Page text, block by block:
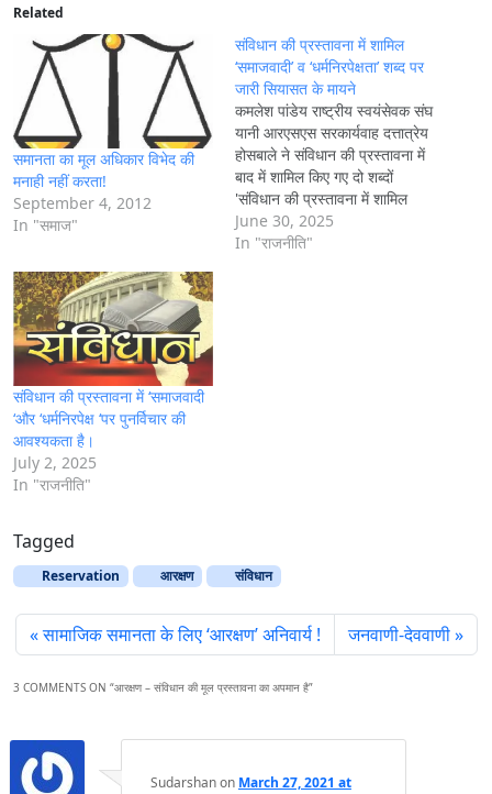
i
n
g
…
Related
समानता का मूल अधिकार विभेद की
मनाही नहीं करता!
September 4, 2012
In "समाज"
संविधान की प्रस्तावना में शामिल
‘समाजवादी’ व ‘धर्मनिरपेक्षता’ शब्द पर
जारी सियासत के मायने
कमलेश पांडेय राष्ट्रीय स्वयंसेवक संघ
यानी आरएसएस सरकार्यवाह दत्तात्रेय
होसबाले ने संविधान की प्रस्तावना में
बाद में शामिल किए गए दो शब्दों
'संविधान की प्रस्तावना में शामिल
'समाजवादी' व 'धर्मनिरपेक्षता' शब्द पर
जारी सियासत के मायने' और
June 30, 2025
In "राजनीति"
संविधान की प्रस्तावना में ‘समाजवादी
‘और ‘धर्मनिरपेक्ष ‘पर पुनर्विचार की
आवश्यकता है।
July 2, 2025
In "राजनीति"
Tagged
Reservation आरक्षण संविधान
सामाजिक समानता के लिए ‘आरक्षण’ अनिवार्य ! जनवाणी-देववाणी
3 COMMENTS ON “आरक्षण – संविधान की मूल प्रस्तावना का अपमान है”
Sudarshanon March 27, 2021 at